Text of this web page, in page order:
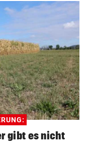
gibt es nicht